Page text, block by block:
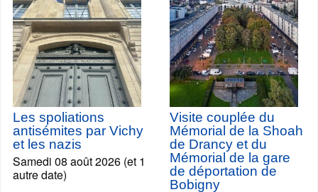
Les spoliations
antisémites par Vichy
et les nazis
Samedi 08 août 2026 (et 1
autre date)
Visite couplée du
Mémorial de la Shoah
de Drancy et du
Mémorial de la gare
de déportation de
Bobigny